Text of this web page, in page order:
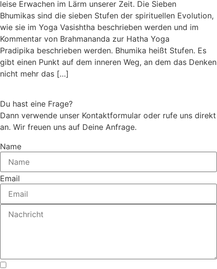
leise Erwachen im Lärm unserer Zeit. Die Sieben
Bhumikas sind die sieben Stufen der spirituellen Evolution,
wie sie im Yoga Vasishtha beschrieben werden und im
Kommentar von Brahmananda zur Hatha Yoga
Pradipika beschrieben werden. Bhumika heißt Stufen. Es
gibt einen Punkt auf dem inneren Weg, an dem das Denken
nicht mehr das […]
Du hast eine Frage?
Dann verwende unser Kontaktformular oder rufe uns direkt
an. Wir freuen uns auf Deine Anfrage.
Name
Email